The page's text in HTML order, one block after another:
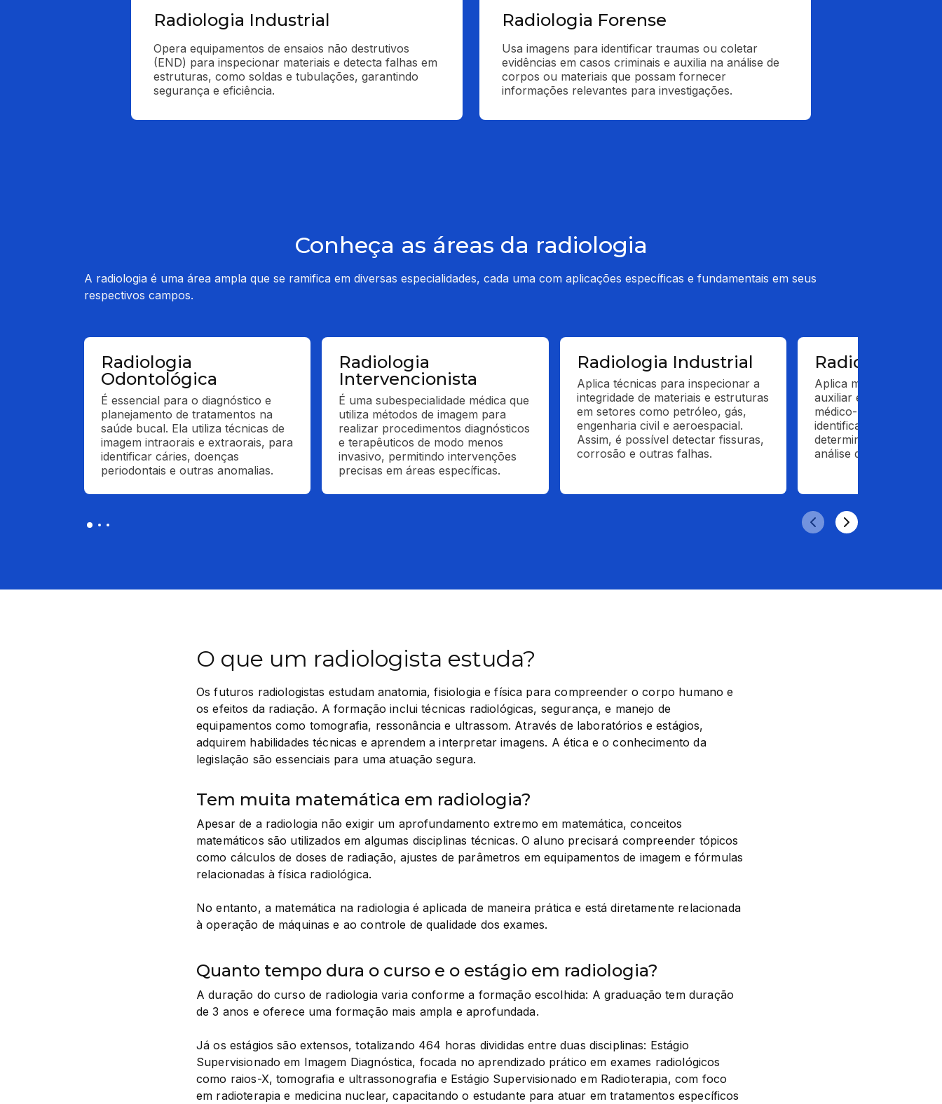
Radiologia Industrial
Opera equipamentos de ensaios não destrutivos
(END) para inspecionar materiais e detecta falhas em
estruturas, como soldas e tubulações, garantindo
segurança e eficiência.
Radiologia Forense
Usa imagens para identificar traumas ou coletar
evidências em casos criminais e auxilia na análise de
corpos ou materiais que possam fornecer
informações relevantes para investigações.
Conheça as áreas da radiologia
A radiologia é uma área ampla que se ramifica em diversas especialidades, cada uma com aplicações específicas e fundamentais em seus
respectivos campos.
Radiologia
Odontológica
É essencial para o diagnóstico e
planejamento de tratamentos na
saúde bucal. Ela utiliza técnicas de
imagem intraorais e extraorais, para
identificar cáries, doenças
periodontais e outras anomalias.
Radiologia
Intervencionista
É uma subespecialidade médica que
utiliza métodos de imagem para
realizar procedimentos diagnósticos
e terapêuticos de modo menos
invasivo, permitindo intervenções
precisas em áreas específicas.
Radiologia Industrial
Aplica técnicas para inspecionar a
integridade de materiais e estruturas
em setores como petróleo, gás,
engenharia civil e aeroespacial.
Assim, é possível detectar fissuras,
corrosão e outras falhas.
Radiologia
Aplica métodos de
auxiliar em
médico-legais. Ela é
identificação de vítimas,
determinação de
análise de traumas ou
O que um radiologista estuda?
Os futuros radiologistas estudam anatomia, fisiologia e física para compreender o corpo humano e
os efeitos da radiação. A formação inclui técnicas radiológicas, segurança, e manejo de
equipamentos como tomografia, ressonância e ultrassom. Através de laboratórios e estágios,
adquirem habilidades técnicas e aprendem a interpretar imagens. A ética e o conhecimento da
legislação são essenciais para uma atuação segura.
Tem muita matemática em radiologia?
Apesar de a radiologia não exigir um aprofundamento extremo em matemática, conceitos
matemáticos são utilizados em algumas disciplinas técnicas. O aluno precisará compreender tópicos
como cálculos de doses de radiação, ajustes de parâmetros em equipamentos de imagem e fórmulas
relacionadas à física radiológica.
No entanto, a matemática na radiologia é aplicada de maneira prática e está diretamente relacionada
à operação de máquinas e ao controle de qualidade dos exames.
Quanto tempo dura o curso e o estágio em radiologia?
A duração do curso de radiologia varia conforme a formação escolhida: A graduação tem duração
de 3 anos e oferece uma formação mais ampla e aprofundada.
Já os estágios são extensos, totalizando 464 horas divididas entre duas disciplinas: Estágio
Supervisionado em Imagem Diagnóstica, focada no aprendizado prático em exames radiológicos
como raios-X, tomografia e ultrassonografia e Estágio Supervisionado em Radioterapia, com foco
em radioterapia e medicina nuclear, capacitando o estudante para atuar em tratamentos específicos